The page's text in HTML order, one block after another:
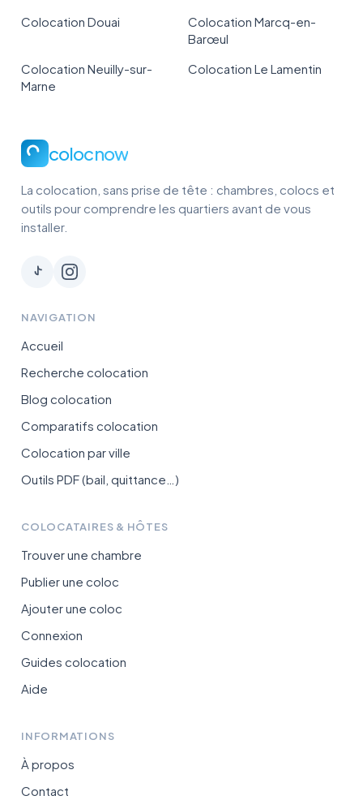
Colocation Douai
Colocation Marcq-en-
Barœul
Colocation Neuilly-sur-
Marne
Colocation Le Lamentin
colocnow
La colocation, sans prise de tête : chambres, colocs et
outils pour comprendre les quartiers avant de vous
installer.
NAVIGATION
Accueil
Recherche colocation
Blog colocation
Comparatifs colocation
Colocation par ville
Outils PDF (bail, quittance…)
COLOCATAIRES & HÔTES
Trouver une chambre
Publier une coloc
Ajouter une coloc
Connexion
Guides colocation
Aide
INFORMATIONS
À propos
Contact